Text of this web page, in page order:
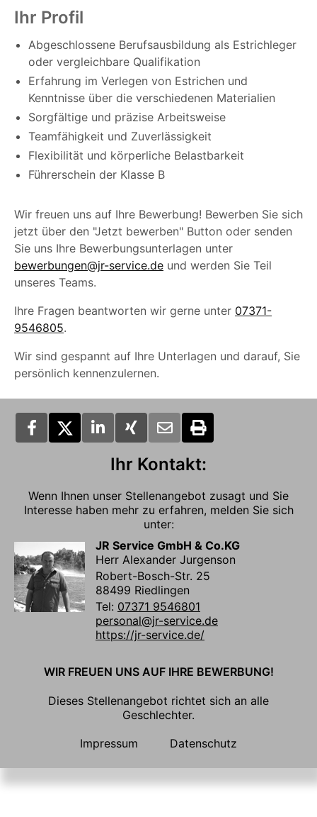
Ihr Profil
Abgeschlossene Berufsausbildung als Estrichleger
oder vergleichbare Qualifikation
Erfahrung im Verlegen von Estrichen und
Kenntnisse über die verschiedenen Materialien
Sorgfältige und präzise Arbeitsweise
Teamfähigkeit und Zuverlässigkeit
Flexibilität und körperliche Belastbarkeit
Führerschein der Klasse B
Wir freuen uns auf Ihre Bewerbung! Bewerben Sie sich
jetzt über den "Jetzt bewerben" Button oder senden
Sie uns Ihre Bewerbungsunterlagen unter
bewerbungen@jr-service.de und werden Sie Teil
unseres Teams.
Ihre Fragen beantworten wir gerne unter 07371-
9546805.
Wir sind gespannt auf Ihre Unterlagen und darauf, Sie
persönlich kennenzulernen.
Ihr Kontakt:
Wenn Ihnen unser Stellenangebot zusagt und Sie
Interesse haben mehr zu erfahren, melden Sie sich
unter:
JR Service GmbH & Co.KG
Herr Alexander Jurgenson
Robert-Bosch-Str. 25
88499 Riedlingen
Tel: 07371 9546801
personal@jr-service.de
https://jr-service.de/
WIR FREUEN UNS AUF IHRE BEWERBUNG!
Dieses Stellenangebot richtet sich an alle
Geschlechter.
Impressum
Datenschutz